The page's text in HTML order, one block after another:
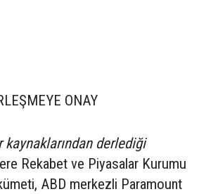
ONAY
kaynaklarından derlediği
Rekabet ve Piyasalar Kurumu
ABD merkezli Paramount